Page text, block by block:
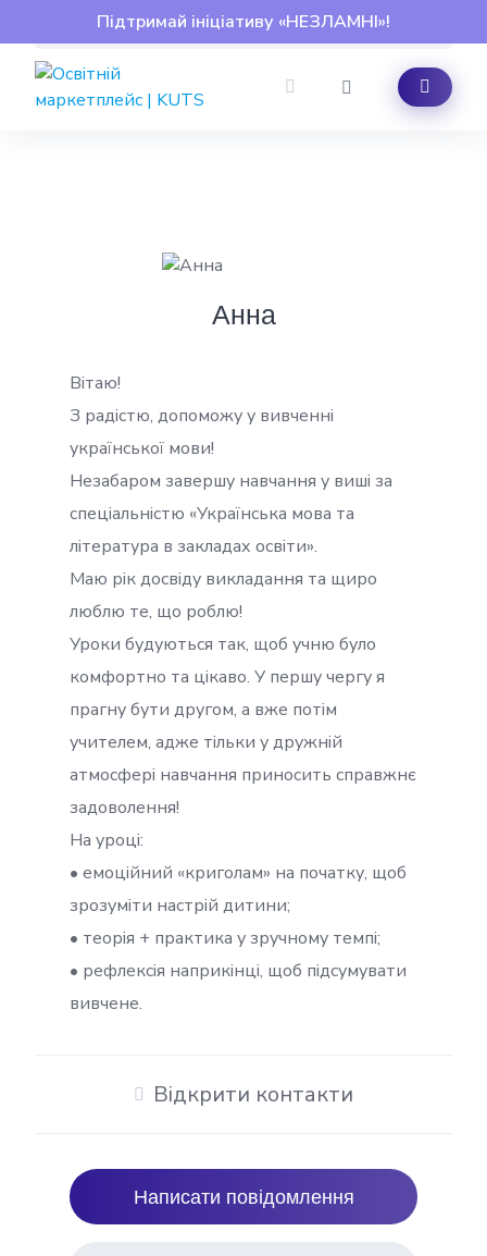
Підтримай ініціативу «НЕЗЛАМНІ»!
to
content
Анна
Вітаю!
З радістю, допоможу у вивченні
української мови!
Незабаром завершу навчання у виші за
спеціальністю «Українська мова та
література в закладах освіти».
Маю рік досвіду викладання та щиро
люблю те, що роблю!
Уроки будуються так, щоб учню було
комфортно та цікаво. У першу чергу я
прагну бути другом, а вже потім
учителем, адже тільки у дружній
атмосфері навчання приносить справжнє
задоволення!
На уроці:
• емоційний «криголам» на початку, щоб
зрозуміти настрій дитини;
• теорія + практика у зручному темпі;
• рефлексія наприкінці, щоб підсумувати
вивчене.
Відкрити контакти
Написати повідомлення